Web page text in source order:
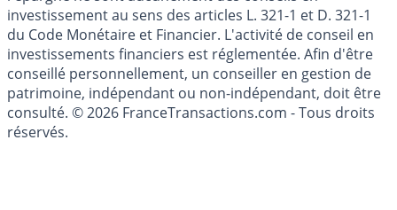
Les articles et commentaires publiés sur le guide de
l'épargne ne sont aucunement des conseils en
investissement au sens des articles L. 321-1 et D. 321-1
du Code Monétaire et Financier. L'activité de conseil en
investissements financiers est réglementée. Afin d'être
conseillé personnellement, un conseiller en gestion de
patrimoine, indépendant ou non-indépendant, doit être